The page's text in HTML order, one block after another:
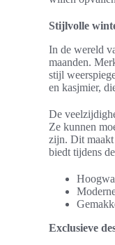
Stijlvolle
In de wereld
maanden.
stijl
en kasjmier,
De
Ze kunnen
zijn. Dit maakt
biedt tijdens
Exclusieve